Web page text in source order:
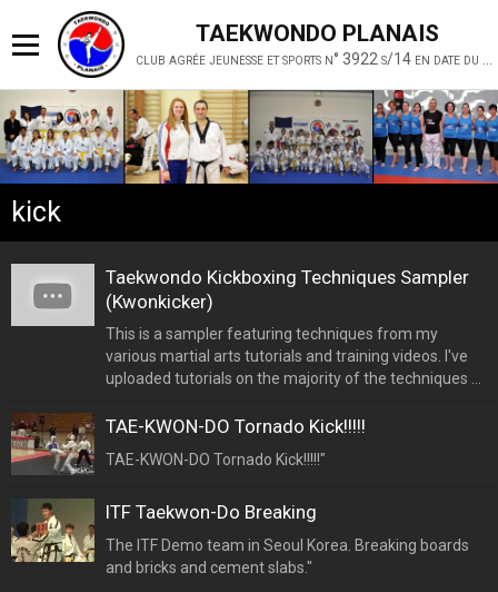
TAEKWONDO PLANAIS
kick
Taekwondo Kickboxing Techniques Sampler
(Kwonkicker)
This is a sampler featuring techniques from my
various martial arts tutorials and training videos. I've
uploaded tutorials on the majority of the techniques ...
TAE-KWON-DO Tornado Kick!!!!!
TAE-KWON-DO Tornado Kick!!!!!"
ITF Taekwon-Do Breaking
The ITF Demo team in Seoul Korea. Breaking boards
and bricks and cement slabs."